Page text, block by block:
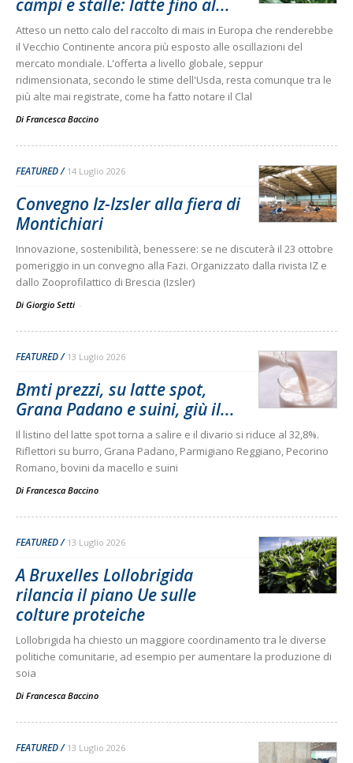
campi e stalle: latte fino al...
Atteso un netto calo del raccolto di mais in Europa che renderebbe
il Vecchio Continente ancora più esposto alle oscillazioni del
mercato mondiale. L'offerta a livello globale, seppur
ridimensionata, secondo le stime dell'Usda, resta comunque tra le
più alte mai registrate, come ha fatto notare il Clal
Di Francesca Baccino
FEATURED 14 Luglio 2026
Convegno Iz-Izsler alla fiera di
Montichiari
Innovazione, sostenibilità, benessere: se ne discuterà il 23 ottobre
pomeriggio in un convegno alla Fazi. Organizzato dalla rivista IZ e
dallo Zooprofilattico di Brescia (Izsler)
Di Giorgio Setti -
FEATURED 13 Luglio 2026
Bmti prezzi, su latte spot,
Grana Padano e suini, giù il...
Il listino del latte spot torna a salire e il divario si riduce al 32,8%.
Riflettori su burro, Grana Padano, Parmigiano Reggiano, Pecorino
Romano, bovini da macello e suini
Di Francesca Baccino
FEATURED 13 Luglio 2026
A Bruxelles Lollobrigida
rilancia il piano Ue sulle
colture proteiche
Lollobrigida ha chiesto un maggiore coordinamento tra le diverse
politiche comunitarie, ad esempio per aumentare la produzione di
soia
Di Francesca Baccino
FEATURED 13 Luglio 2026